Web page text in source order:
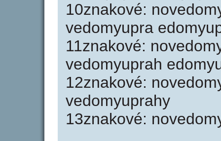
10znakové:
vedomyupra
11znakové:
vedomyuprah
12znakové:
vedomyuprahy
13znakové: